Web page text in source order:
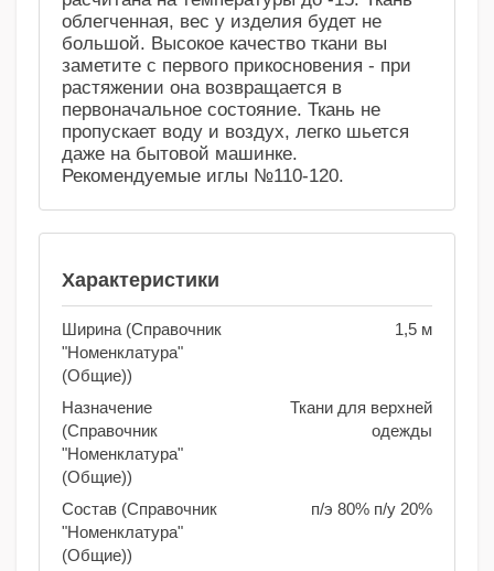
облегченная, вес у изделия будет не
большой. Высокое качество ткани вы
заметите с первого прикосновения - при
растяжении она возвращается в
первоначальное состояние. Ткань не
пропускает воду и воздух, легко шьется
даже на бытовой машинке.
Рекомендуемые иглы №110-120.
Характеристики
Ширина (Справочник
"Номенклатура"
(Общие))
1,5 м
Назначение
(Справочник
"Номенклатура"
(Общие))
Ткани для верхней
одежды
Состав (Справочник
"Номенклатура"
(Общие))
п/э 80% п/у 20%